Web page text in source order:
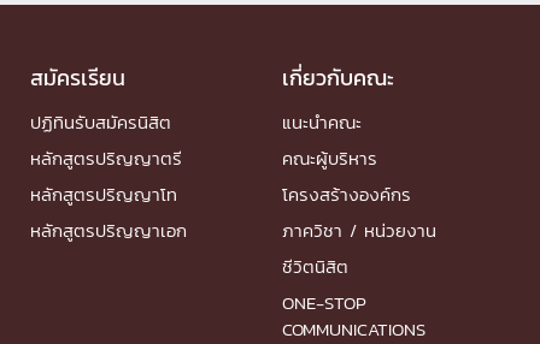
สมัครเรียน
ปฏิทินรับสมัครนิสิต
หลักสูตรปริญญาตรี
หลักสูตรปริญญาโท
หลักสูตรปริญญาเอก
เกี่ยวกับคณะ
แนะนำคณะ
คณะผู้บริหาร
โครงสร้างองค์กร
ภาควิชา / หน่วยงาน
ชีวิตนิสิต
ONE-STOP
COMMUNICATIONS